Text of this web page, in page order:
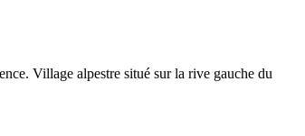
Village alpestre situé sur la rive gauche du